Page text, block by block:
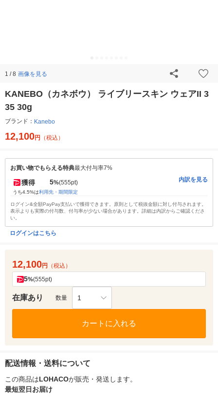
1 / 8 画像を見る
KANEBO（カネボウ） ライブリースキン ウェアII 3
35 30g
ブランド： Kanebo
12,100円 （税込）
お買い物でもらえる特典最大付与率7%
獲得 5%(555pt)
うち4.5%は利用先・期間限定
内訳を見る
ログイン&全額PayPay支払いで獲得できます。原則として税抜金額に対し付与されます。
表示よりも実際の付与数、付与率が少ない場合があります。詳細は内訳からご確認くださ
い。
ログインはこちら
12,100円 （税込）
5%(555pt)
在庫あり 数量 1
カートに入れる
配送情報・送料について
この商品はLOHACOが販売・発送します。
最短翌日お届け